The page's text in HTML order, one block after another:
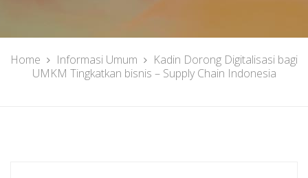
Home Informasi Umum
Kadin Dorong Digitalisasi bagi
UMKM Tingkatkan bisnis – Supply Chain Indonesia